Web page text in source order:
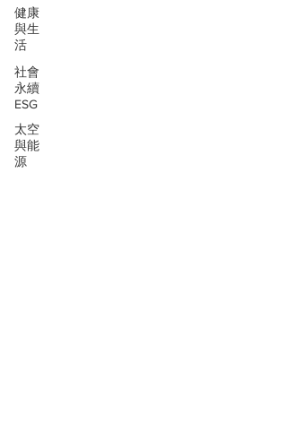
健康
與生
活
社會
永續
ESG
太空
與能
源